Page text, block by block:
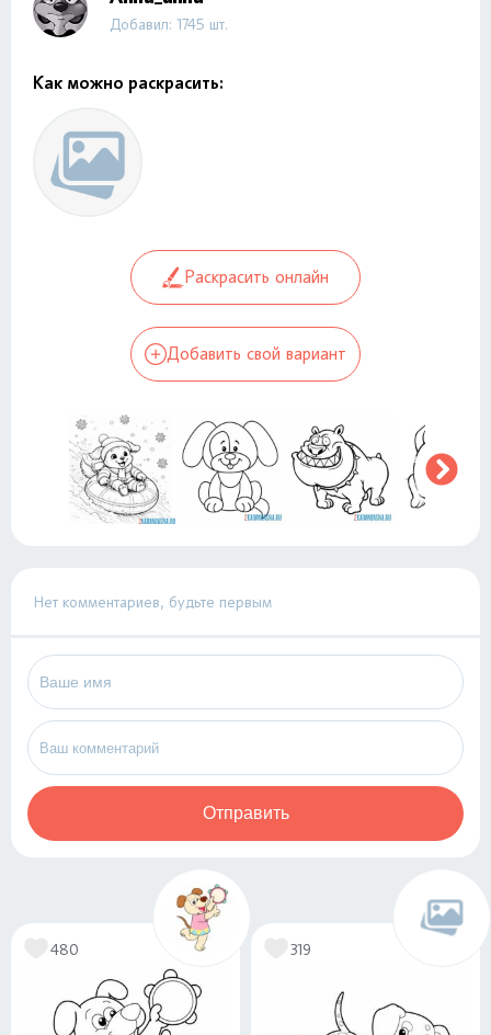
Добавил: 1745 шт.
Как можно раскрасить:
Раскрасить онлайн
Добавить свой вариант
Нет комментариев, будьте первым
Отправить
480 319